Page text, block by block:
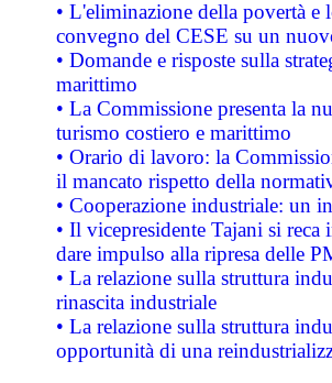
• L'eliminazione della povertà
convegno del CESE su un
• Domande e risposte sulla
marittimo
• La Commissione presenta la
turismo costiero e marittimo
• Orario di lavoro: la
il mancato rispetto della
• Cooperazione industriale: un
• Il vicepresidente Tajani si
dare impulso alla ripresa delle
• La relazione sulla struttura
rinascita industriale
• La relazione sulla struttura
opportunità di una